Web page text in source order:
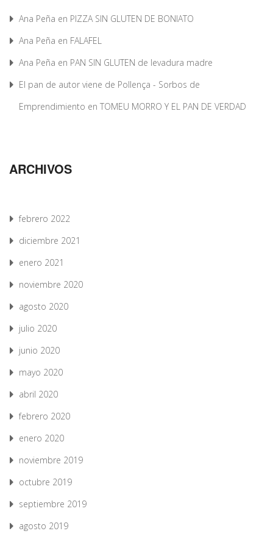
Ana Peña en PIZZA SIN GLUTEN DE BONIATO
Ana Peña en FALAFEL
Ana Peña en PAN SIN GLUTEN de levadura madre
El pan de autor viene de Pollença - Sorbos de
Emprendimiento en TOMEU MORRO Y EL PAN DE VERDAD
ARCHIVOS
febrero 2022
diciembre 2021
enero 2021
noviembre 2020
agosto 2020
julio 2020
junio 2020
mayo 2020
abril 2020
febrero 2020
enero 2020
noviembre 2019
octubre 2019
septiembre 2019
agosto 2019